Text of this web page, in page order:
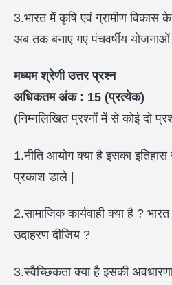
3.भारत में कृषि एवं ग्रामीण विकास
अब तक बनाए गए पंचवर्षीय योजनाओं
मध्यम श्रेणी उत्तर प्रश्न
अधिकतम अंक : 15 (प्रत्येक)
(निम्नलिखित प्रश्नों में से कोई दो
1.नीति आयोग क्या है इसका
प्रकाश डाले |
2.सामाजिक कार्यवाही क्या है ?
उदाहरण दीजिय ?
3.स्वैच्छिकता क्या है इसकी